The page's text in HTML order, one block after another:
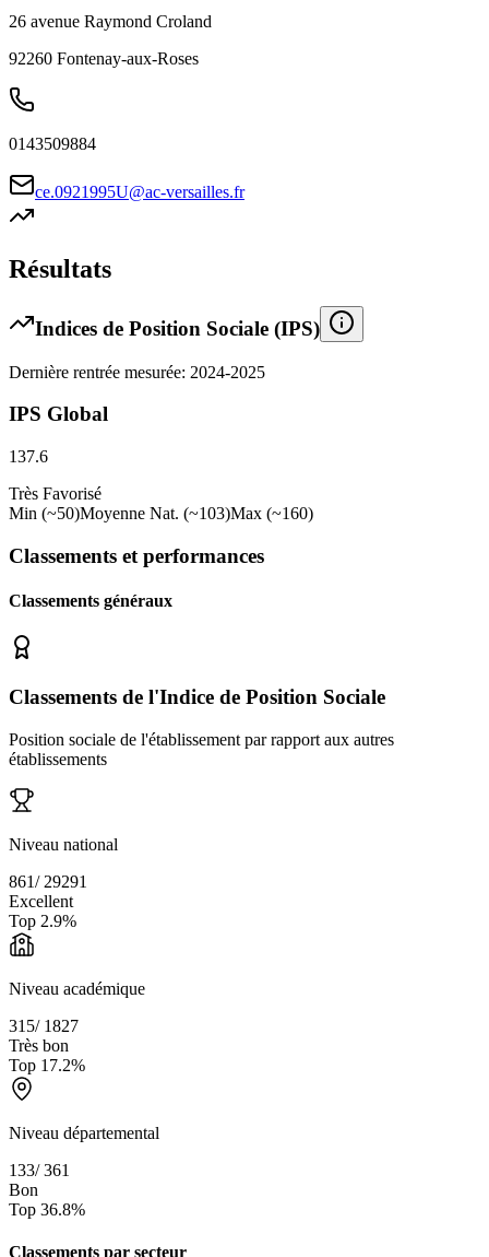
26 avenue Raymond Croland
92260 Fontenay-aux-Roses
0143509884
ce.0921995U@ac-versailles.fr
Résultats
Indices de Position Sociale (IPS)
Dernière rentrée mesurée: 2024-2025
IPS Global
137.6
Très Favorisé
Min (~50)Moyenne Nat. (~103)Max (~160)
Classements et performances
Classements généraux
Classements de l'Indice de Position Sociale
Position sociale de l'établissement par rapport aux autres
établissements
Niveau national
861/ 29291
Excellent
Top 2.9%
Niveau académique
315/ 1827
Très bon
Top 17.2%
Niveau départemental
133/361
Bon
Top 36.8%
Classements par secteur